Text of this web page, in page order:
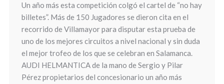
Un año más esta competición colgó el cartel de “no hay
billetes”. Más de 150 Jugadores se dieron cita en el
recorrido de Villamayor para disputar esta prueba de
uno de los mejores circuitos a nivel nacional y sin duda
el mejor trofeo de los que se celebran en Salamanca.
AUDI HELMANTICA de la mano de Sergio y Pilar
Pérez propietarios del concesionario un año más